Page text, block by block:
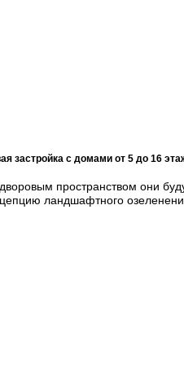
застройка с домами от 5 до 16
пространством они
ландшафтного